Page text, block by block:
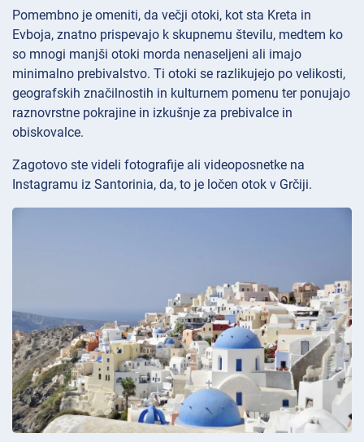
Pomembno je omeniti, da večji otoki, kot sta Kreta in
Evboja, znatno prispevajo k skupnemu številu, medtem ko
so mnogi manjši otoki morda nenaseljeni ali imajo
minimalno prebivalstvo. Ti otoki se razlikujejo po velikosti,
geografskih značilnostih in kulturnem pomenu ter ponujajo
raznovrstne pokrajine in izkušnje za prebivalce in
obiskovalce.
Zagotovo ste videli fotografije ali videoposnetke na
Instagramu iz Santorinia, da, to je ločen otok v Grčiji.